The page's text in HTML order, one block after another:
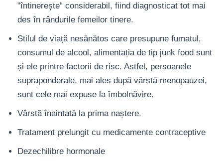
”întinerește” considerabil, fiind diagnosticat tot mai
des în rândurile femeilor tinere.
Stilul de viață nesănătos care presupune fumatul,
consumul de alcool, alimentația de tip junk food sunt
și ele printre factorii de risc. Astfel, persoanele
supraponderale, mai ales după vârstă menopauzei,
sunt cele mai expuse la îmbolnăvire.
Vârstă înaintată la prima naștere.
Tratament prelungit cu medicamente contraceptive
Dezechilibre hormonale